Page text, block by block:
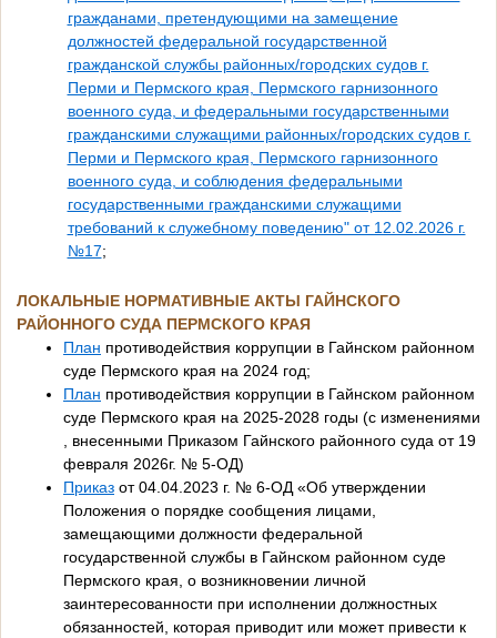
гражданами, претендующими на замещение
должностей федеральной государственной
гражданской службы районных/городских судов г.
Перми и Пермского края, Пермского гарнизонного
военного суда, и федеральными государственными
гражданскими служащими районных/городских судов г.
Перми и Пермского края, Пермского гарнизонного
военного суда, и соблюдения федеральными
государственными гражданскими служащими
требований к служебному поведению" от 12.02.2026 г.
№17;
ЛОКАЛЬНЫЕ НОРМАТИВНЫЕ АКТЫ ГАЙНСКОГО
РАЙОННОГО СУДА ПЕРМСКОГО КРАЯ
План противодействия коррупции в Гайнском районном
суде Пермского края на 2024 год;
План противодействия коррупции в Гайнском районном
суде Пермского края на 2025-2028 годы (с изменениями
, внесенными Приказом Гайнского районного суда от 19
февраля 2026г. № 5-ОД)
Приказ от 04.04.2023 г. № 6-ОД «Об утверждении
Положения о порядке сообщения лицами,
замещающими должности федеральной
государственной службы в Гайнском районном суде
Пермского края, о возникновении личной
заинтересованности при исполнении должностных
обязанностей, которая приводит или может привести к